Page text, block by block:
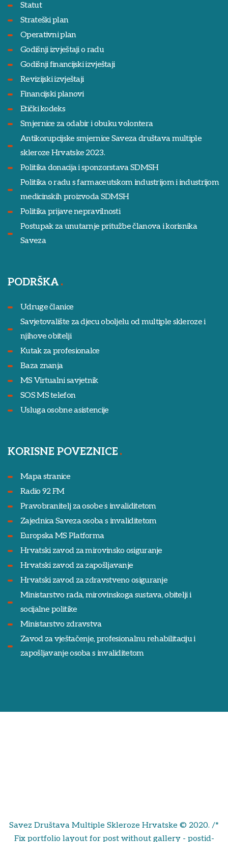
Statut
Strateški plan
Operativni plan
Godišnji izvještaji o radu
Godišnji financijski izvještaji
Revizijski izvještaji
Financijski planovi
Etički kodeks
Smjernice za odabir i obuku volontera
Antikorupcijske smjernice Saveza društava multiple
skleroze Hrvatske 2023.
Politika donacija i sponzorstava SDMSH
Politika o radu s farmaceutskom industrijom i industrijom
medicinskih proizvoda SDMSH
Politika prijave nepravilnosti
Postupak za unutarnje pritužbe članova i korisnika
Saveza
PODRŠKA
Udruge članice
Savjetovalište za djecu oboljelu od multiple skleroze i
njihove obitelji
Kutak za profesionalce
Baza znanja
MS Virtualni savjetnik
SOS MS telefon
Usluga osobne asistencije
KORISNE POVEZNICE
Mapa stranice
Radio 92 FM
Pravobranitelj za osobe s invaliditetom
Zajednica Saveza osoba s invaliditetom
Europska MS Platforma
Hrvatski zavod za mirovinsko osiguranje
Hrvatski zavod za zapošljavanje
Hrvatski zavod za zdravstveno osiguranje
Ministarstvo rada, mirovinskoga sustava, obitelji i
socijalne politike
Ministarstvo zdravstva
Zavod za vještačenje, profesionalnu rehabilitaciju i
zapošljavanje osoba s invaliditetom
Savez Društava Multiple Skleroze Hrvatske © 2020. /*
Fix portfolio layout for post without gallery - postid-